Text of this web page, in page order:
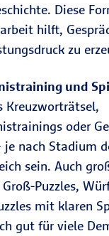
Diese
hilft,
zu
und
Kreuzworträtsel,
oder
je nach Stadium
sein. Auch
Puzzles,
mit klaren
gut für viele